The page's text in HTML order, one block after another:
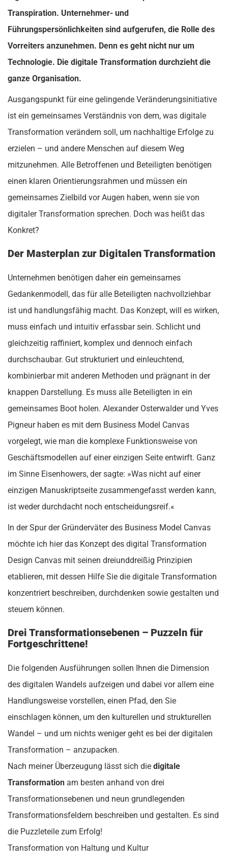
Transpiration. Unternehmer- und
Führungspersönlichkeiten sind aufgerufen, die Rolle des
Vorreiters anzunehmen. Denn es geht nicht nur um
Technologie. Die digitale Transformation durchzieht die
ganze Organisation.
Ausgangspunkt für eine gelingende Veränderungsinitiative
ist ein gemeinsames Verständnis von dem, was digitale
Transformation verändern soll, um nachhaltige Erfolge zu
erzielen – und andere Menschen auf diesem Weg
mitzunehmen. Alle Betroffenen und Beteiligten benötigen
einen klaren Orientierungsrahmen und müssen ein
gemeinsames Zielbild vor Augen haben, wenn sie von
digitaler Transformation sprechen. Doch was heißt das
Konkret?
Der Masterplan zur Digitalen Transformation
Unternehmen benötigen daher ein gemeinsames
Gedankenmodell, das für alle Beteiligten nachvollziehbar
ist und handlungsfähig macht. Das Konzept, will es wirken,
muss einfach und intuitiv erfassbar sein. Schlicht und
gleichzeitig raffiniert, komplex und dennoch einfach
durchschaubar. Gut strukturiert und einleuchtend,
kombinierbar mit anderen Methoden und prägnant in der
knappen Darstellung. Es muss alle Beteiligten in ein
gemeinsames Boot holen. Alexander Osterwalder und Yves
Pigneur haben es mit dem Business Model Canvas
vorgelegt, wie man die komplexe Funktionsweise von
Geschäftsmodellen auf einer einzigen Seite entwirft. Ganz
im Sinne Eisenhowers, der sagte: »Was nicht auf einer
einzigen Manuskriptseite zusammengefasst werden kann,
ist weder durchdacht noch entscheidungsreif.«
In der Spur der Gründerväter des Business Model Canvas
möchte ich hier das Konzept des digital Transformation
Design Canvas mit seinen dreiunddreißig Prinzipien
etablieren, mit dessen Hilfe Sie die digitale Transformation
konzentriert beschreiben, durchdenken sowie gestalten und
steuern können.
Drei Transformationsebenen – Puzzeln für
Fortgeschrittene!
Die folgenden Ausführungen sollen Ihnen die Dimension
des digitalen Wandels aufzeigen und dabei vor allem eine
Handlungsweise vorstellen, einen Pfad, den Sie
einschlagen können, um den kulturellen und strukturellen
Wandel – und um nichts weniger geht es bei der digitalen
Transformation – anzupacken.
Nach meiner Überzeugung lässt sich die digitale
Transformation am besten anhand von drei
Transformationsebenen und neun grundlegenden
Transformationsfeldern beschreiben und gestalten. Es sind
die Puzzleteile zum Erfolg!
Transformation von Haltung und Kultur